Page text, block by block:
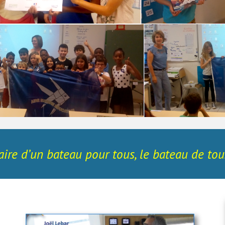
d’un bateau pour tous, le bateau de